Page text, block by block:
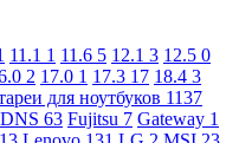
11.1 1 11.6 5 12.1 3 12.5 0
2 17.0 1 17.3 17 18.4 3
для ноутбуков 1137
DNS 63 Fujitsu 7 Gateway 1